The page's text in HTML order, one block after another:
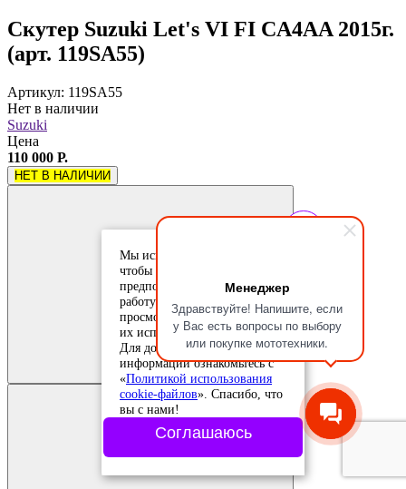
Менеджер
Здравствуйте! Напишите, если
у Вас есть вопросы по выбору
или покупке мототехники.
Скутер Suzuki Let's VI FI CA4AA 2015г.
(арт. 119SA55)
Артикул: 119SA55
Нет в наличии
Suzuki
Цена
110 000 Р.
НЕТ В НАЛИЧИИ
Добавить в
сравнение
Добавлено в
сравнение
Мы используем cookie-файлы,
чтобы учесть ваши
предпочтения и улучшить
работу сайта. Продолжая
просмотр, вы соглашаетесь с
их использованием.
Для дополнительной
информации ознакомьтесь с
«Политикой использования
cookie-файлов». Спасибо, что
вы с нами!
Соглашаюсь